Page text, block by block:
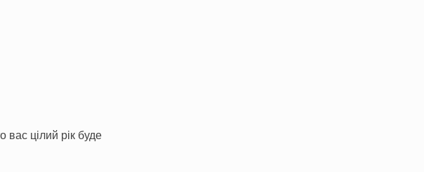
цілий рік буде